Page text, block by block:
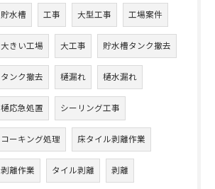
貯水槽 工事 大型工事 工場案件
大きい工場 大工事 貯水槽タンク撤去
タンク撤去 樋漏れ 樋水漏れ
樋応急処置 シーリング工事
コーキング処理 床タイル剥離作業
剥離作業 タイル剥離 剥離